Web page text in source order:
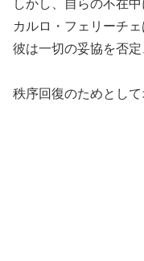
しかし、自らの不在
カルロ・フェリーチ
彼は一切の妥協を否定
秩序回復のためとして